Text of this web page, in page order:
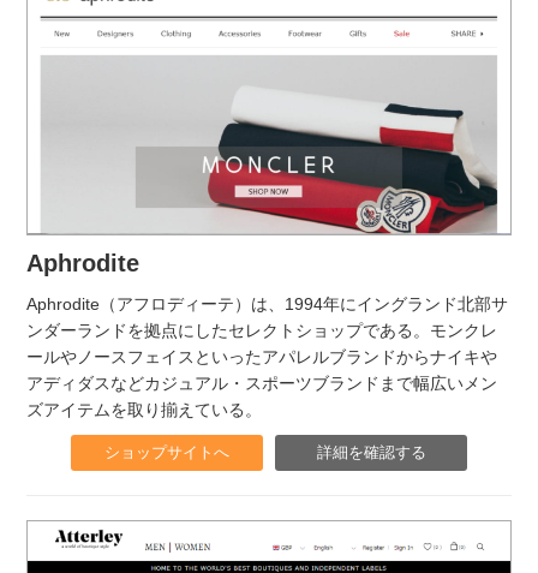
Aphrodite
Aphrodite（アフロディーテ）は、1994年にイングランド北部サ
ンダーランドを拠点にしたセレクトショップである。モンクレ
ールやノースフェイスといったアパレルブランドからナイキや
アディダスなどカジュアル・スポーツブランドまで幅広いメン
ズアイテムを取り揃えている。
ショップサイトへ 詳細を確認する